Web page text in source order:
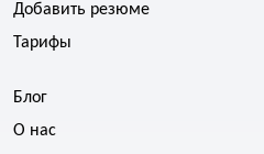
Добавить резюме
Тарифы
Блог
О нас